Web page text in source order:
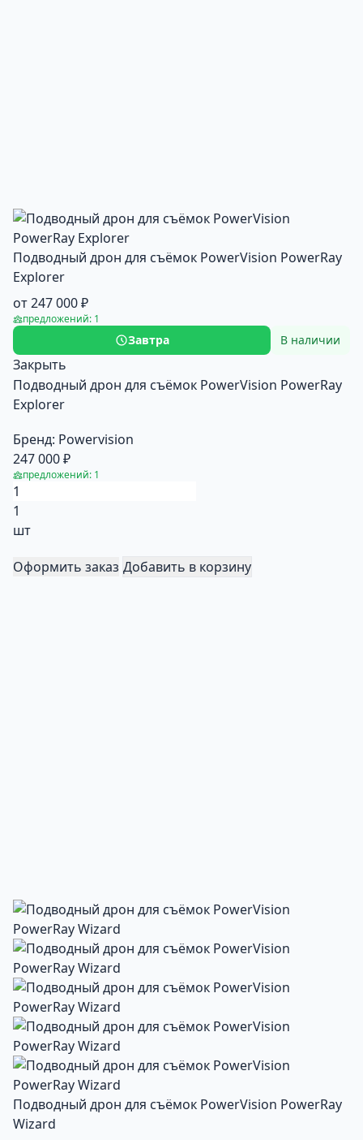
Подводный дрон для съёмок PowerVision PowerRay
Explorer
от 247 000 ₽
предложений: 1
Завтра В наличии
Закрыть
Подводный дрон для съёмок PowerVision PowerRay
Explorer
Бренд: Powervision
247 000 ₽
предложений: 1
1
шт
Оформить заказ Добавить в корзину
Подводный дрон для съёмок PowerVision PowerRay
Wizard